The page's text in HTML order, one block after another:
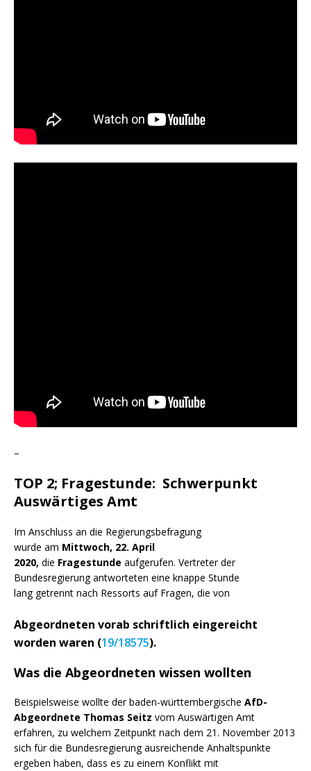
–
TOP 2; Fragestunde: Schwerpunkt
Auswärtiges Amt
Im Anschluss an die Regierungsbefragung
wurde am Mittwoch, 22. April
2020, die Fragestunde aufgerufen. Vertreter der
Bundesregierung antworteten eine knappe Stunde
lang getrennt nach Ressorts auf Fragen, die von
Abgeordneten vorab schriftlich eingereicht
worden waren (19/18575).
Was die Abgeordneten wissen wollten
Beispielsweise wollte der baden-württembergische AfD-
Abgeordnete Thomas Seitz vom Auswärtigen Amt
erfahren, zu welchem Zeitpunkt nach dem 21. November 2013
sich für die Bundesregierung ausreichende Anhaltspunkte
ergeben haben, dass es zu einem Konflikt mit